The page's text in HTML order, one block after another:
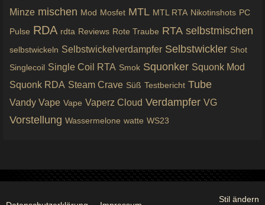
Minze mischen Mod Mosfet MTL MTL RTA Nikotinshots PC
Pulse RDA rdta Reviews Rote Traube RTA selbstmischen
selbstwickeln Selbstwickelverdampfer Selbstwickler Shot
Singlecoil Single Coil RTA Smok Squonker Squonk Mod
Squonk RDA Steam Crave Süß Testbericht Tube
Vandy Vape Vape Vaperz Cloud Verdampfer VG
Vorstellung Wassermelone watte WS23
Stil ändern